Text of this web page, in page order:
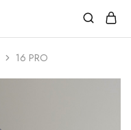
16 PRO